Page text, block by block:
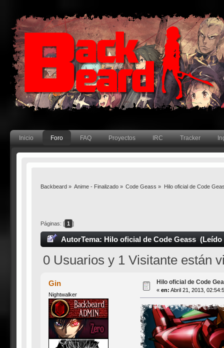
Inicio Foro FAQ Proyectos IRC Tracker
Backbeard» Anime - Finalizado » Code Geass » Hilo oficial de Code
Páginas: [ 1 ]
AutorTema: Hilo oficial de Code Geass (Leído
0 Usuarios y 1 Visitante están
Gin
Nightwalker
Hilo oficial de Code
« en: Abril 21, 2013,